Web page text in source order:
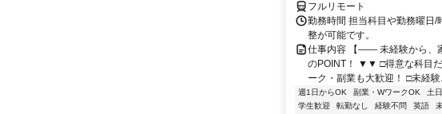
フルリモート
勤務時間 担当科目や勤務曜日/
整が可能です。
仕事内容 【―― 未経験から
のPOINT！ ▼▼ □得意な科目
ーク・副業も大歓迎！ □未経験
週1日からOK 副業・WワークOK 土
学生歓迎
転勤なし 経験不問 英語